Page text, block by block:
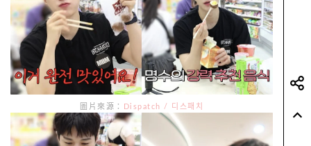
圖片來源： Dispatch / 디스패치